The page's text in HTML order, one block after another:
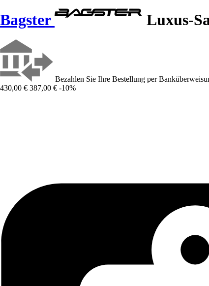
Bagster Luxus-
Bezahlen Sie Ihre Bestellung per
430,00 € 387,00 € -10%